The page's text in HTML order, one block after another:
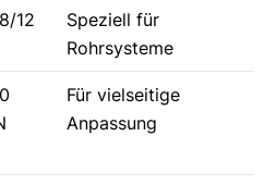
12
Speziell für
Rohrsysteme
Für vielseitige
Anpassung